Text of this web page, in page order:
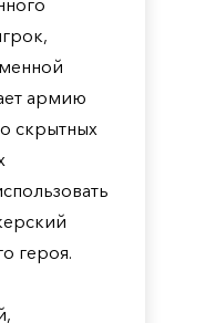
армию
скрытных
героя.